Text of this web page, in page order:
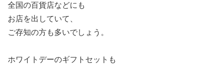
全国の百貨店などにも
お店を出していて、
ご存知の方も多いでしょう。
ホワイトデーのギフトセットも